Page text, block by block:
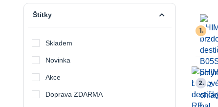
1.
2.
Štítky
Skladem
Novinka
Akce
Doprava ZDARMA